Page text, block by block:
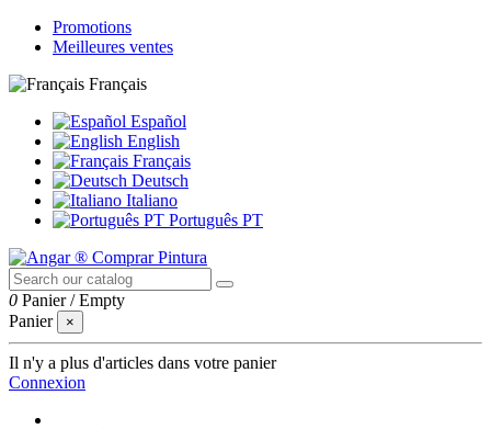
Promotions
Meilleures ventes
Français
Español
English
Français
Deutsch
Italiano
Português PT
0 Panier /Empty
Panier
×
Il n'y a plus d'articles dans votre panier
Connexion